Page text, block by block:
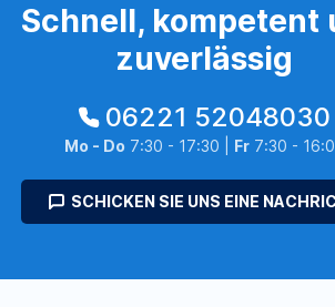
Schnell, kompetent
zuverlässig
06221 52048030
Mo - Do 7:30 - 17:30 | Fr7:30 -
SCHICKEN SIE UNS EINE